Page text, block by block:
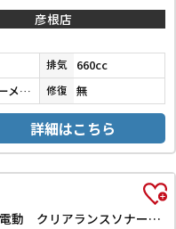
彦根店
排気 660cc
オフブルーメタリック 修復 無
詳細はこちら
ベースグレード 両側スライド・片側電動 クリアランスソナー オートクルーズコントロール レーンアシスト 衝突被害軽減システム オートライト LEDヘッドランプ スマートキー アイドリングストップ